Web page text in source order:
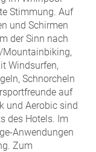
Stimmung. Auf
und Schirmen
der Sinn nach
Mountainbiking,
Windsurfen,
Schnorcheln
auf
und Aerobic sind
des Hotels. Im
Anwendungen
Zum